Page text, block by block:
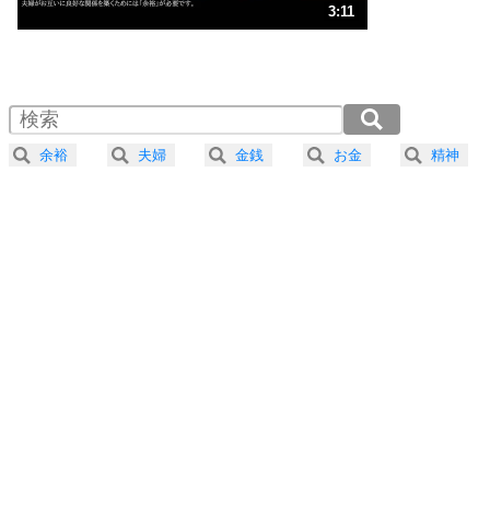
人生、なんとかなるもの。
気楽に生きる30の方法
4 器の大きい人は、怒りを優しさで表現する。
プラス思考
3:11
2.0倍速 （375KB 1分35秒）
2.5倍速 （300KB 1分16秒）
3.0倍速 （250KB 1分3秒）
余裕 夫婦 金銭 お金 精神